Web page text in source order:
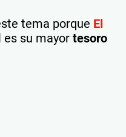
tema porque El
su mayor tesoro